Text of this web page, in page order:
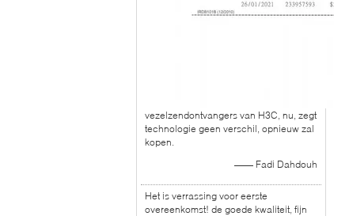
vezelzendontvangers van H3C, nu, zegt
technologie geen verschil, opnieuw zal
kopen.
—— Fadi Dahdouh
Het is verrassing voor eerste
overeenkomst! de goede kwaliteit, fijn